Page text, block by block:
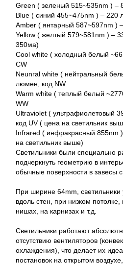
Green ( зеленый 515~535nm ) –
Blue ( синий 455~475nm ) – 220
Amber ( янтарный 587~597nm )
Yellow ( желтый 579~581nm ) –
350ма)
Cool white ( холодный белый
CW
Neunral white ( нейтральный
люмен, код NW
Warm white ( теплый белый
WW
Ultraviolet ( ультрафиолетовый
код UV ( цена на светильник
Infrared ( инфракрасный 855nm
на светильник выше)
Светильники были специально
подчеркнуть геометрию в
обычные поверхности в завесы
При ширине 64mm, светильники
вдоль стен, при низком
нишах, на карнизах и т.д.
Светильники работают
отсутствию вентиляторов
охлаждения), что делает их
постановок на открытом